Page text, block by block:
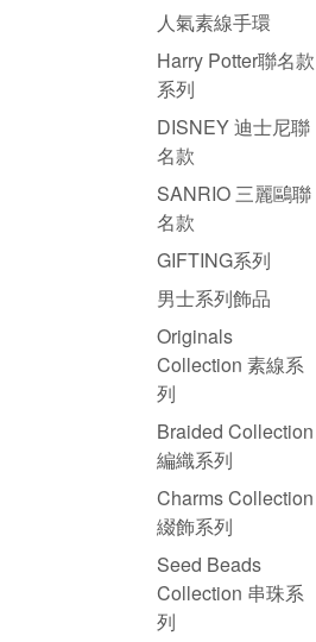
人氣素線手環
Harry Potter聯名款
系列
DISNEY 迪士尼聯
名款
SANRIO 三麗鷗聯
名款
GIFTING系列
男士系列飾品
Originals
Collection 素線系
列
Braided Collection
編織系列
Charms Collection
綴飾系列
Seed Beads
Collection 串珠系
列